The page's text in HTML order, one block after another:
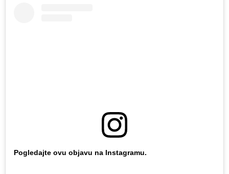
Pogledajte ovu objavu na Instagramu.